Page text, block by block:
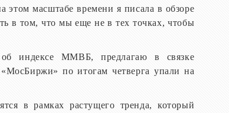
масштабе времени я писала в обзоре
в том, что мы еще не в тех точках, чтобы
индексе ММВБ, предлагаю в связке
по итогам четверга упали на
в рамках растущего тренда, который